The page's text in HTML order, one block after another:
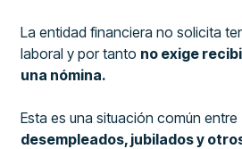
La entidad financiera no solicita
laboral y por tanto no exige
una nómina.
Esta es una situación común entre
desempleados, jubilados y